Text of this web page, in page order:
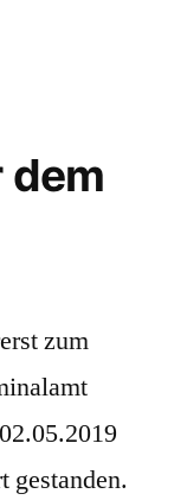
dem
zum
gestanden.